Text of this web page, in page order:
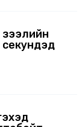
зээлийн